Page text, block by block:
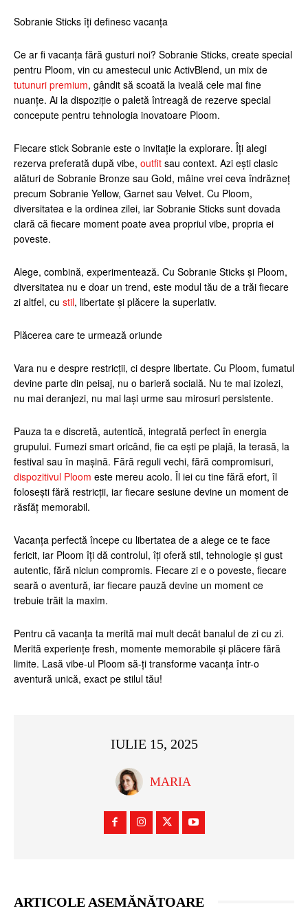
Sobranie Sticks îți definesc vacanța
Ce ar fi vacanța fără gusturi noi? Sobranie Sticks, create special
pentru Ploom, vin cu amestecul unic ActivBlend, un mix de
tutunuri premium, gândit să scoată la iveală cele mai fine
nuanțe. Ai la dispoziție o paletă întreagă de rezerve special
concepute pentru tehnologia inovatoare Ploom.
Fiecare stick Sobranie este o invitație la explorare. Îți alegi
rezerva preferată după vibe, outfit sau context. Azi ești clasic
alături de Sobranie Bronze sau Gold, mâine vrei ceva îndrăzneț
precum Sobranie Yellow, Garnet sau Velvet. Cu Ploom,
diversitatea e la ordinea zilei, iar Sobranie Sticks sunt dovada
clară că fiecare moment poate avea propriul vibe, propria ei
poveste.
Alege, combină, experimentează. Cu Sobranie Sticks și Ploom,
diversitatea nu e doar un trend, este modul tău de a trăi fiecare
zi altfel, cu stil, libertate și plăcere la superlativ.
Plăcerea care te urmează oriunde
Vara nu e despre restricții, ci despre libertate. Cu Ploom, fumatul
devine parte din peisaj, nu o barieră socială. Nu te mai izolezi,
nu mai deranjezi, nu mai lași urme sau mirosuri persistente.
Pauza ta e discretă, autentică, integrată perfect în energia
grupului. Fumezi smart oricând, fie ca ești pe plajă, la terasă, la
festival sau în mașină. Fără reguli vechi, fără compromisuri,
dispozitivul Ploom este mereu acolo. Îl iei cu tine fără efort, îl
folosești fără restricții, iar fiecare sesiune devine un moment de
răsfăț memorabil.
Vacanța perfectă începe cu libertatea de a alege ce te face
fericit, iar Ploom îți dă controlul, îți oferă stil, tehnologie și gust
autentic, fără niciun compromis. Fiecare zi e o poveste, fiecare
seară o aventură, iar fiecare pauză devine un moment ce
trebuie trăit la maxim.
Pentru că vacanța ta merită mai mult decât banalul de zi cu zi.
Merită experiențe fresh, momente memorabile și plăcere fără
limite. Lasă vibe-ul Ploom să-ți transforme vacanța într-o
aventură unică, exact pe stilul tău!
IULIE 15, 2025
MARIA
ARTICOLE ASEMĂNĂTOARE